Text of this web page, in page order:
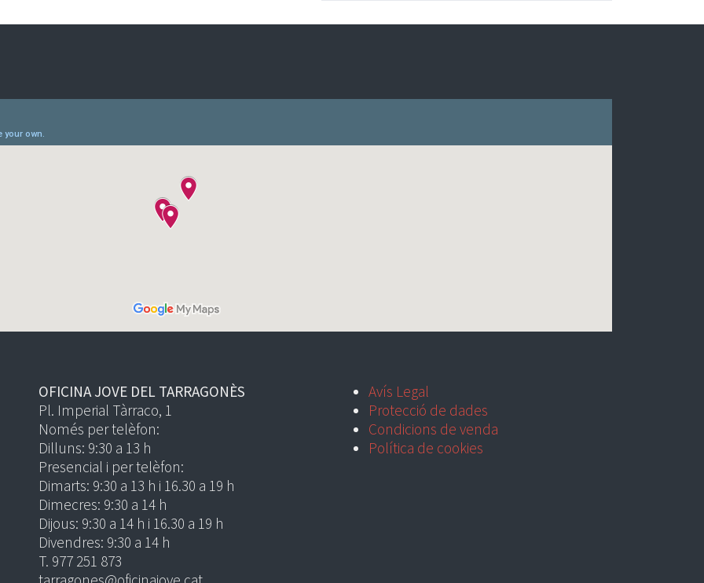
OFICINA JOVE DEL TARRAGONÈS
Pl. Imperial Tàrraco, 1
Només per telèfon:
Dilluns: 9:30 a 13 h
Presencial i per telèfon:
Dimarts: 9:30 a 13 h i 16.30 a 19 h
Dimecres: 9:30 a 14 h
Dijous: 9:30 a 14 h i 16.30 a 19 h
Divendres: 9:30 a 14 h
T. 977 251 873
Avís Legal
Protecció de dades
Condicions de venda
Política de cookies